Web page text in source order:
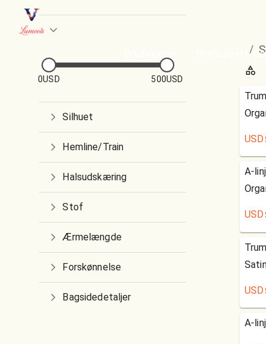
Brylluppets
0USD 500USD
Silhuet
Hemline/Train
Halsudskæring
Stof
Ærmelængde
Forskønnelse
Bagsidedetaljer
/
USD
A-
USD
USD
A-